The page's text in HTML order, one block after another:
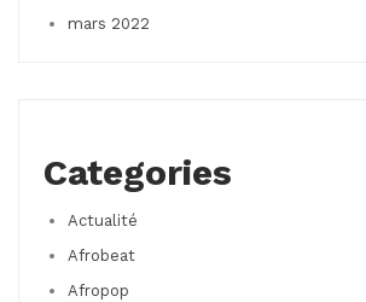
mars 2022
Categories
Actualité
Afrobeat
Afropop